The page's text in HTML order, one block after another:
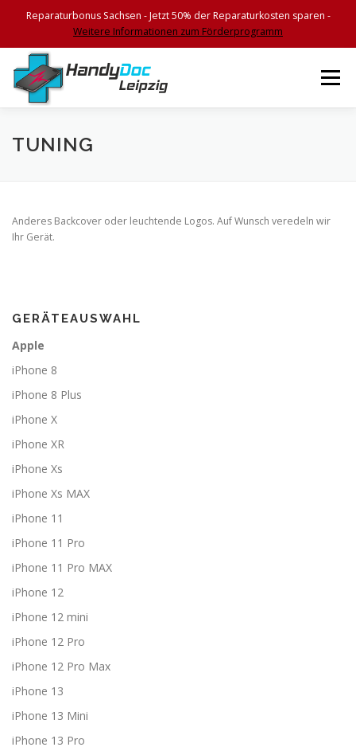
Reparaturbonus Sachsen - Jetzt 50% der Reparaturkosten sparen -
Weitere Informationen zum Förderprogramm
Inhalt
springen
Menü
HOME FEATURES
TUNING
Anderes Backcover oder leuchtende Logos. Auf Wunsch veredeln wir
Ihr Gerät.
GERÄTEAUSWAHL
Apple
iPhone 8
iPhone 8 Plus
iPhone X
iPhone XR
iPhone Xs
iPhone Xs MAX
iPhone 11
iPhone 11 Pro
iPhone 11 Pro MAX
iPhone 12
iPhone 12 mini
iPhone 12 Pro
iPhone 12 Pro Max
iPhone 13
iPhone 13 Mini
iPhone 13 Pro